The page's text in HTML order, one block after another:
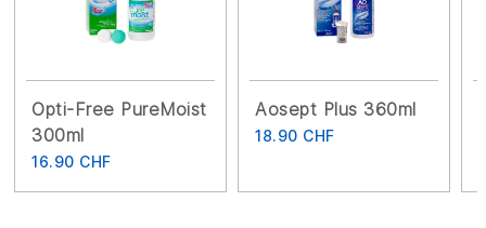
Opti-Free PureMoist
300ml
16.90 CHF
Aosept Plus 360ml
18.90 CHF